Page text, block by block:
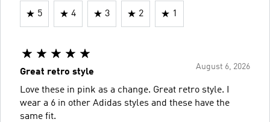
5 4 3 2 1
August 6, 2026
Great retro style
Love these in pink as a change. Great retro style. I
wear a 6 in other Adidas styles and these have the
same fit.